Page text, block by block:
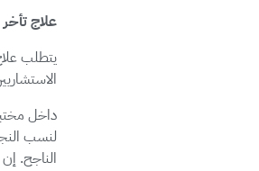
علاج
يتطلب
داخل
لنسب
الناجح.